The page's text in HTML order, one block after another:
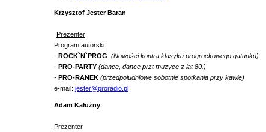
Krzysztof Jester Baran
Prezenter
Program autorski:
- ROCK`N`PROG (Nowości kontra klasyka progrockowego gatunku)
- PRO-PARTY (dance, dance przt muzyce z lat 80.)
- PRO-RANEK (przedpołudniowe sobotnie spotkania przy kawie)
e-mail: jester@proradio.pl
Adam Kałużny
Prezenter